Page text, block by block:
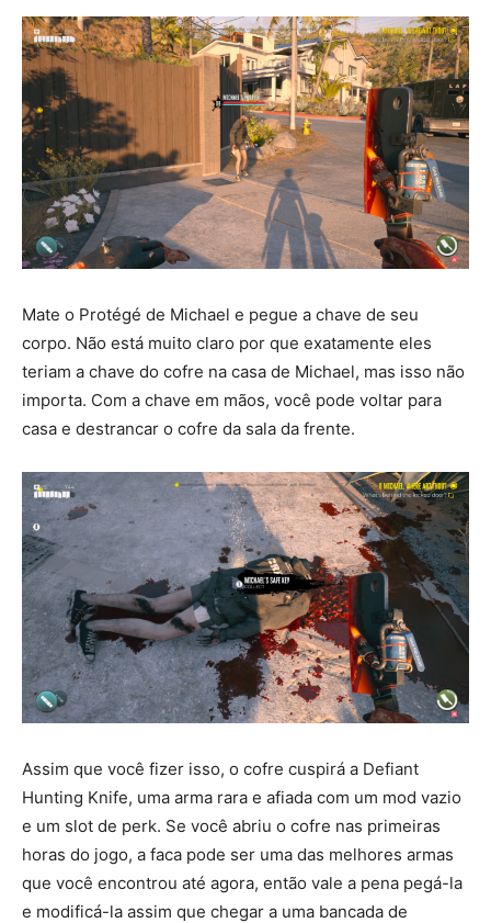
Mate o Protégé de Michael e pegue a chave de seu
corpo. Não está muito claro por que exatamente eles
teriam a chave do cofre na casa de Michael, mas isso não
importa. Com a chave em mãos, você pode voltar para
casa e destrancar o cofre da sala da frente.
Assim que você fizer isso, o cofre cuspirá a Defiant
Hunting Knife, uma arma rara e afiada com um mod vazio
e um slot de perk. Se você abriu o cofre nas primeiras
horas do jogo, a faca pode ser uma das melhores armas
que você encontrou até agora, então vale a pena pegá-la
e modificá-la assim que chegar a uma bancada de